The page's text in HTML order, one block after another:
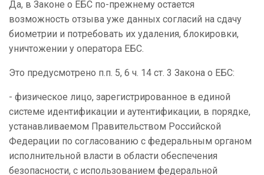
Да, в Законе о ЕБС по-прежнему остается
возможность отзыва уже данных согласий на сдачу
биометрии и потребовать их удаления, блокировки,
уничтожении у оператора ЕБС.
Это предусмотрено п.п. 5, 6 ч. 14 ст. 3 Закона о ЕБС:
- физическое лицо, зарегистрированное в единой
системе идентификации и аутентификации, в порядке,
устанавливаемом Правительством Российской
Федерации по согласованию с федеральным органом
исполнительной власти в области обеспечения
безопасности, с использованием федеральной